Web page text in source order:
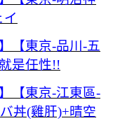
【東京-品川-五
是任性!!
【東京-江東區-
丼(雞肝)+晴空